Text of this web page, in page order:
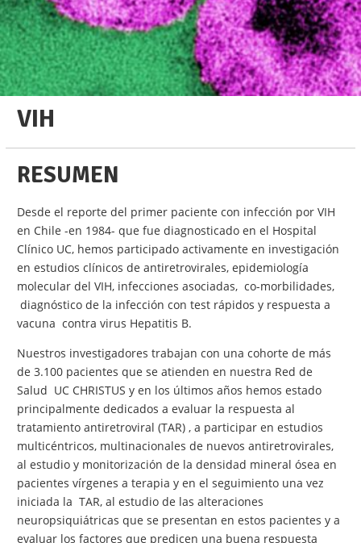
VIH
RESUMEN
Desde el reporte del primer paciente con infección por VIH
en Chile -en 1984- que fue diagnosticado en el Hospital
Clínico UC, hemos participado activamente en investigación
en estudios clínicos de antiretrovirales, epidemiología
molecular del VIH, infecciones asociadas, co-morbilidades,
diagnóstico de la infección con test rápidos y respuesta a
vacuna contra virus Hepatitis B.
Nuestros investigadores trabajan con una cohorte de más
de 3.100 pacientes que se atienden en nuestra Red de
Salud UC CHRISTUS y en los últimos años hemos estado
principalmente dedicados a evaluar la respuesta al
tratamiento antiretroviral (TAR) , a participar en estudios
multicéntricos, multinacionales de nuevos antiretrovirales,
al estudio y monitorización de la densidad mineral ósea en
pacientes vírgenes a terapia y en el seguimiento una vez
iniciada la TAR, al estudio de las alteraciones
neuropsiquiátricas que se presentan en estos pacientes y a
evaluar los factores que predicen una buena respuesta